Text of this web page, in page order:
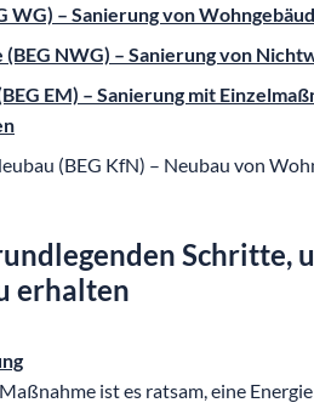
WG) – Sanierung von
NWG) – Sanierung von
EM) – Sanierung mit
(BEG KfN) – Neubau von
Schritte,
erhalten
ist es ratsam, eine